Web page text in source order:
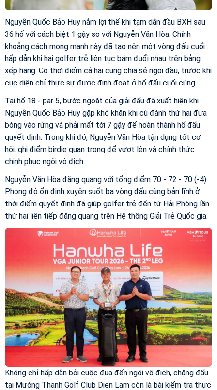
Nguyễn Quốc Bảo Huy nắm lợi thế khi tạm dẫn đầu BXH sau
36 hố với cách biệt 1 gậy so với Nguyễn Văn Hòa. Chính
khoảng cách mong manh này đã tạo nên một vòng đấu cuối
hấp dẫn khi hai golfer trẻ liên tục bám đuổi nhau trên bảng
xếp hạng. Có thời điểm cả hai cùng chia sẻ ngôi đầu, trước khi
cục diện chỉ thực sự được định đoạt ở hố đấu cuối cùng.
Tại hố 18 - par 5, bước ngoặt của giải đấu đã xuất hiện khi
Nguyễn Quốc Bảo Huy gặp khó khăn khi cú đánh thứ hai đưa
bóng vào rừng và phải mất tới 7 gậy để hoàn thành hố đấu
quyết định. Trong khi đó, Nguyễn Văn Hòa tận dụng tốt cơ
hội, ghi điểm birdie quan trọng để vượt lên và chính thức
chinh phục ngôi vô địch.
Nguyễn Văn Hòa đăng quang với tổng điểm 70 - 72 - 70 (-4).
Phong độ ổn định xuyên suốt ba vòng đấu cùng bản lĩnh ở
thời điểm quyết định đã giúp golfer trẻ đến từ Hải Phòng lần
thứ hai liên tiếp đăng quang trên Hệ thống Giải Trẻ Quốc gia.
Không chỉ hấp dẫn bởi cuộc đua đến ngôi vô địch, chặng đấu
tại Mường Thanh Golf Club Dien Lam còn là bài kiểm tra thực